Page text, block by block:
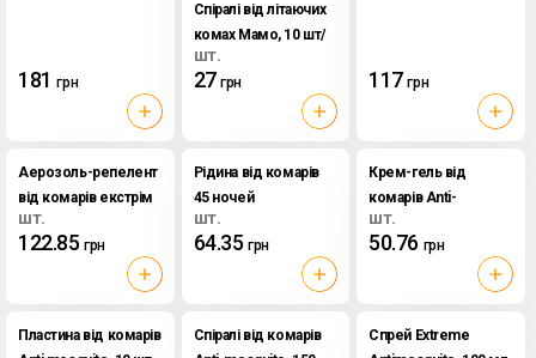
181 грн
Спіралі від літаючих
комах Мамо, 10 шт/
упак
шт.
27 грн 117 грн
Аерозоль-репелент
від комарів екстрім
Аnti-mosquito, 100
мл
шт.
122.85 грн
Рідина від комарів
45 ночей
Antimosquito, 30 мл
шт.
64.35 грн
Крем-гель від
комарів Аnti-
mosquito, 75 мл
шт.
50.76 грн
Пластина від комарів
Спіралі від комарів
Спрей Extreme